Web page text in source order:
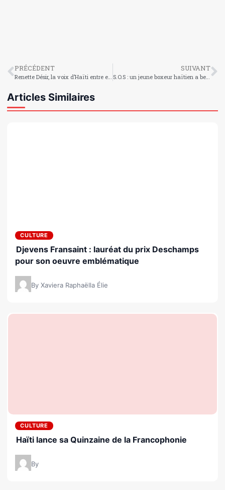
PRÉCÉDENT SUIVANT
S.O.S : un jeune boxeur haïtien a besoin d’aide pour représenter le pays au Pérou
Articles Similaires
CULTURE
Djevens Fransaint : lauréat du prix Deschamps
pour son oeuvre emblématique
By Xaviera Raphaëlla Élie
CULTURE
Haïti lance sa Quinzaine de la Francophonie
By